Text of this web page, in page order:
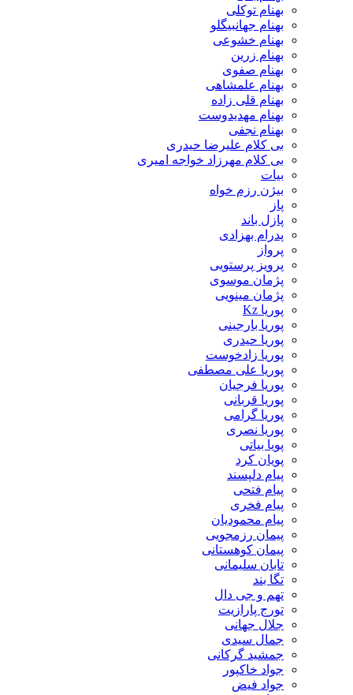
بهنام توکلی
بهنام جهانبیگلو
بهنام خشوعی
بهنام زرین
بهنام صفوی
بهنام علمشاهی
بهنام قلی زاده
بهنام مهدیدوست
بهنام نجفی
بی کلام علیرضا حیدری
بی کلام مهرزاد خواجه امیری
بیات
بیژن رزم خواه
پاز
پازل باند
پدرام بهزادی
پرواز
پرویز پرستویی
پژمان موسوی
پژمان مینویی
پوریا Kz
پوریا بارجینی
پوریا حیدری
پوریا زادخوست
پوریا علی مصطفی
پوریا فرجیان
پوریا قربانی
پوریا گرامی
پوریا نصری
پویا بیاتی
پویان کرد
پیام دلپسند
پیام فتحی
پیام فخری
پیام محمودیان
پیمان رزمجویی
پیمان کوهستانی
تابان سلیمانی
تگا بند
تهم و جی دال
تورج پارازیت
جلال جهانی
جمال سیدی
جمشید گرکانی
جواد خاکپور
جواد فیض